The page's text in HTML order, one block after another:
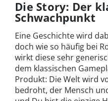
Die Story: Der
Schwachpunkt
Eine Geschichte wird
doch wie so häufig bei
wirkt diese sehr
dem klassischen
Produkt: Die Welt wird
bedroht, der Mensch